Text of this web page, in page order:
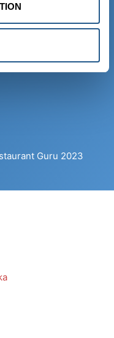
SKICKA
Guru 2023